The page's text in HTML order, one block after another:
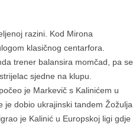
razini. Kod Mirona
klasičnog centarfora.
trener balansira momčad, pa se
sjedne na klupu.
je Markevič s Kalinićem u
je dobio ukrajinski tandem Žožulja
je Kalinić u Europskoj ligi gdje